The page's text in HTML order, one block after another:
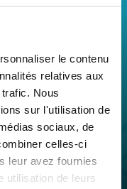
le contenu
relatives aux
Nous
sur l'utilisation de
sociaux, de
celles-ci
leur avez fournies
utilisation de leurs
| 0
la